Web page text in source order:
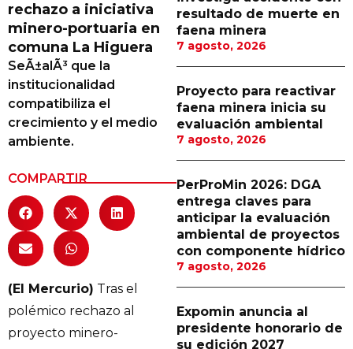
Proveedores
Canal Digital
Columnas de Opinión
Designaciones
Revistas Digital
Siguenos
rechazo a iniciativa
minero-portuaria en
comuna La Higuera
SeÃ±alÃ³ que la
institucionalidad
compatibiliza el
crecimiento y el medio
ambiente.
COMPARTIR
(El Mercurio) Tras el
polémico rechazo al
proyecto minero-
resultado de muerte en
faena minera
7 agosto, 2026
Proyecto para reactivar
faena minera inicia su
evaluación ambiental
7 agosto, 2026
PerProMin 2026: DGA
entrega claves para
anticipar la evaluación
ambiental de proyectos
con componente hídrico
7 agosto, 2026
Expomin anuncia al
presidente honorario de
su edición 2027